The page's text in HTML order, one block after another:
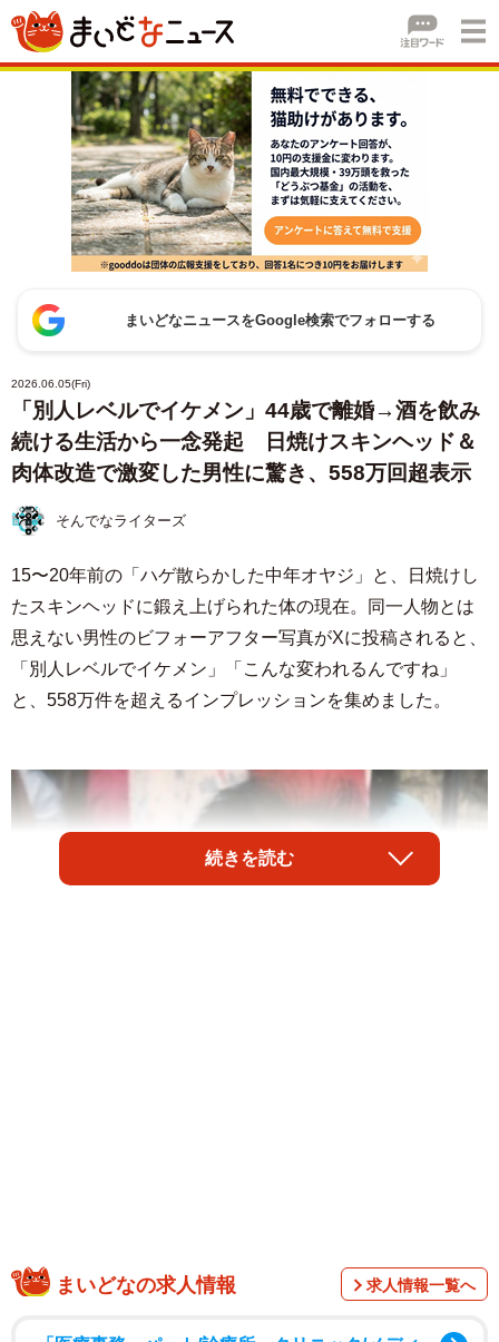
まいどなニュースをGoogle検索でフォローする
2026.06.05(Fri)
「別人レベルでイケメン」44歳で離婚→酒を飲み
続ける生活から一念発起 日焼けスキンヘッド＆
肉体改造で激変した男性に驚き、558万回超表示
そんでなライターズ
15〜20年前の「ハゲ散らかした中年オヤジ」と、日焼けし
たスキンヘッドに鍛え上げられた体の現在。同一人物とは
思えない男性のビフォーアフター写真がXに投稿されると、
「別人レベルでイケメン」「こんな変われるんですね」
と、558万件を超えるインプレッションを集めました。
【ビフォー】15〜20年前の写真／しらぴょんさん（@lonestarsde66）提
供
続きを読む
まいどなの求人情報 求人情報一覧へ